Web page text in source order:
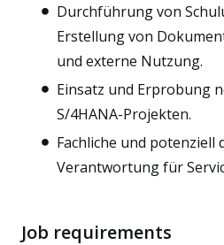
Durchführung von
Erstellung von
und externe Nutzung.
Einsatz und Erprobung
S/4HANA-Projekten.
Fachliche und potenziell
Verantwortung für
Job requirements